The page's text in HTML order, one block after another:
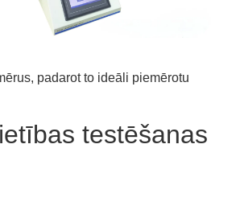
padarot to ideāli piemērotu
testēšanas